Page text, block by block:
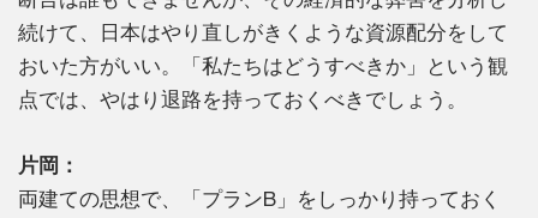
続けて、日本はやり直しがきくような資源配分をして
おいた方がいい。「私たちはどうすべきか」という観
点では、やはり退路を持っておくべきでしょう。
片岡：
両建ての思想で、「プランB」をしっかり持っておく